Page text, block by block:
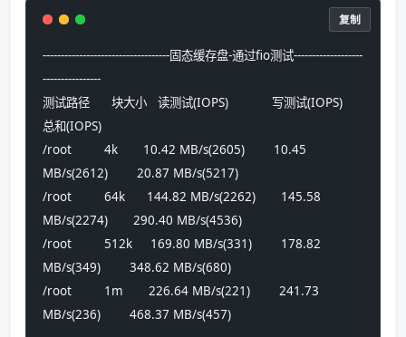
-----------------------------------固态缓存盘-通过fio测试-------------------
----------------
测试路径      块大小   读测试(IOPS)            写测试(IOPS)
总和(IOPS)
/root         4k       10.42 MB/s(2605)        10.45
MB/s(2612)        20.87 MB/s(5217)
/root         64k      144.82 MB/s(2262)       145.58
MB/s(2274)       290.40 MB/s(4536)
/root         512k     169.80 MB/s(331)        178.82
MB/s(349)        348.62 MB/s(680)
/root         1m       226.64 MB/s(221)        241.73
MB/s(236)        468.37 MB/s(457)
复制